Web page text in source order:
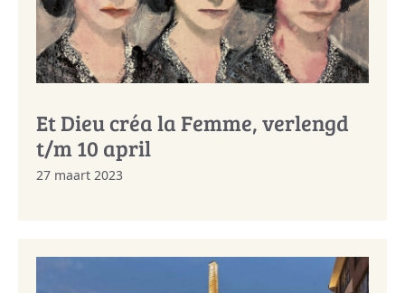
Et Dieu créa la Femme, verlengd
t/m 10 april
27 maart 2023